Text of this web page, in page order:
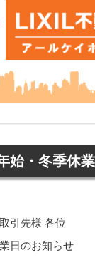
始・冬季休
引先様 各位
日のお知らせ